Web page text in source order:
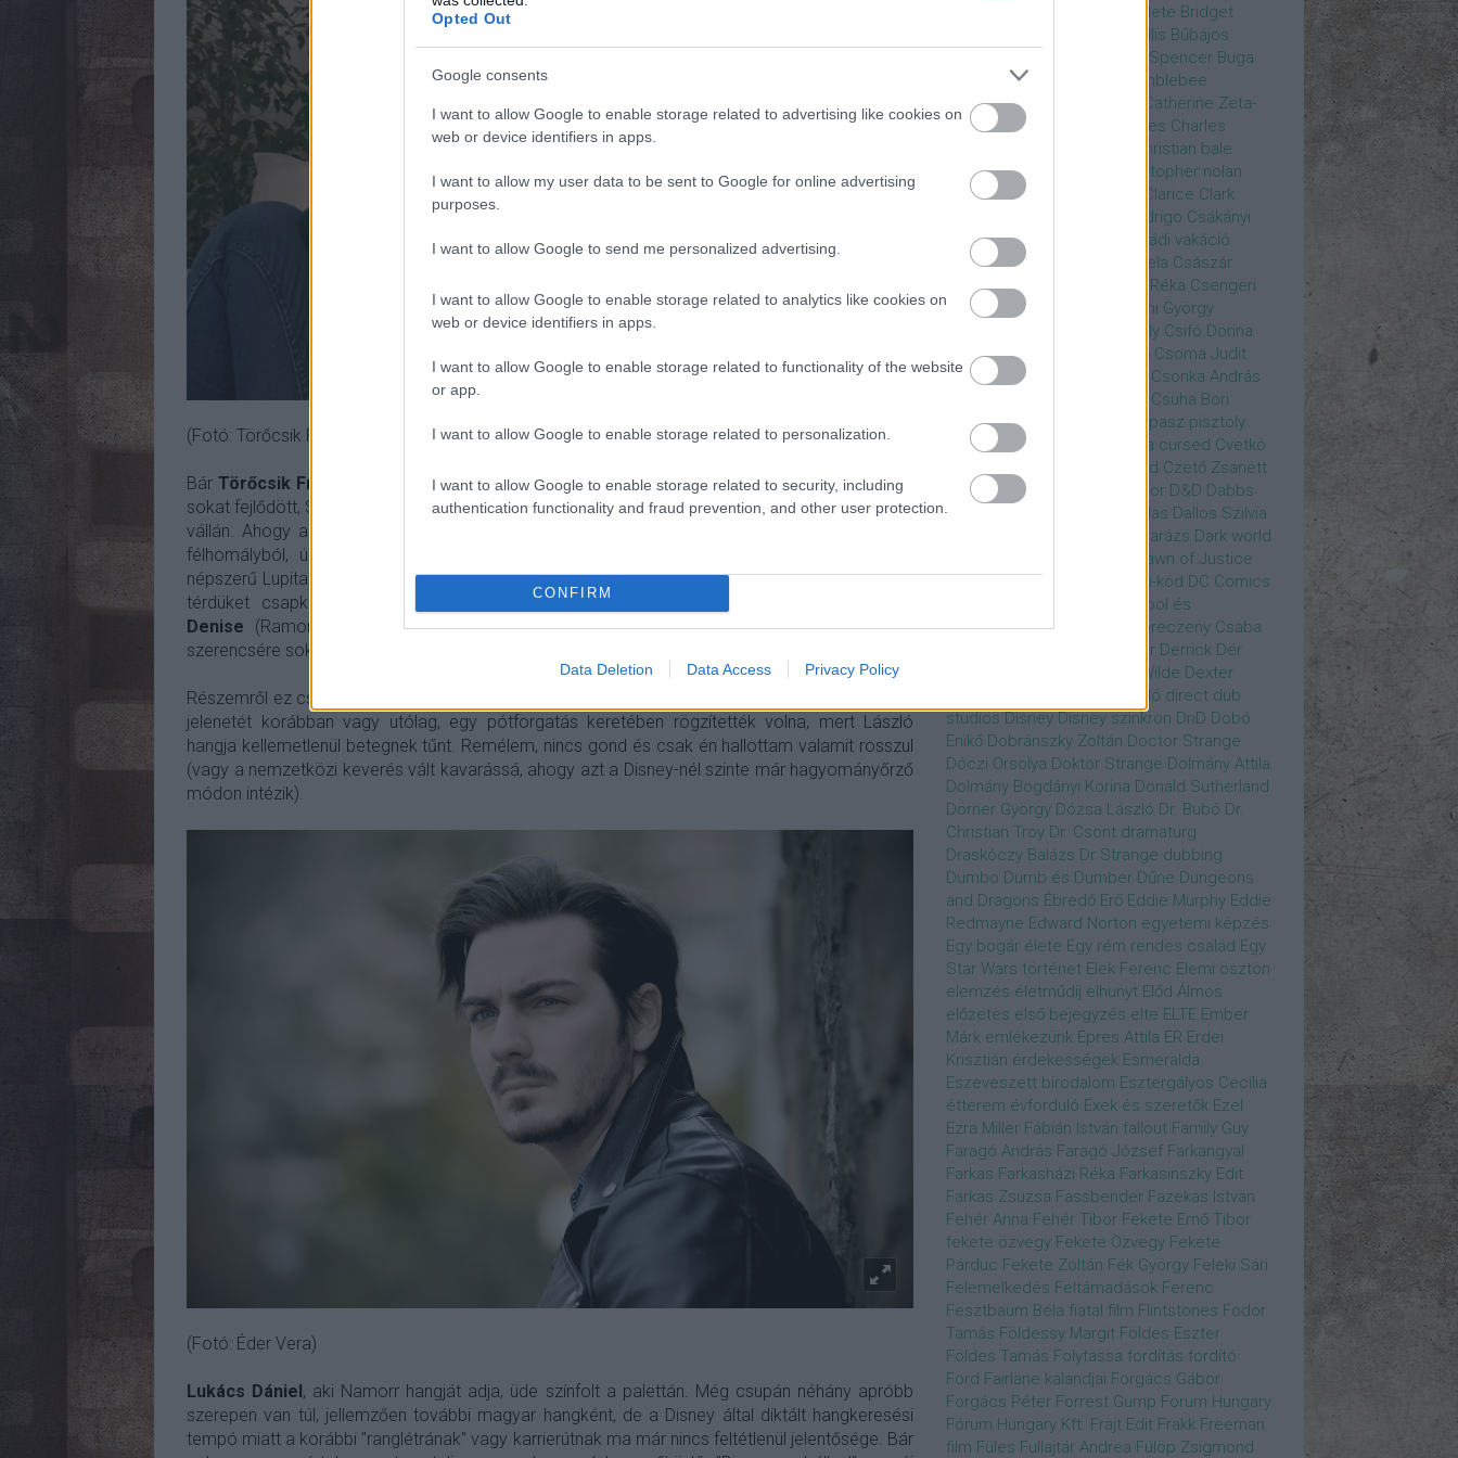
Opted Out
Google consents
I want to allow Google to enable storage related to advertising like cookies on
web or device identifiers in apps.
I want to allow my user data to be sent to Google for online advertising
purposes.
I want to allow Google to send me personalized advertising.
I want to allow Google to enable storage related to analytics like cookies on
web or device identifiers in apps.
I want to allow Google to enable storage related to functionality of the website
or app.
I want to allow Google to enable storage related to personalization.
I want to allow Google to enable storage related to security, including
authentication functionality and fraud prevention, and other user protection.
CONFIRM
Data Deletion Data Access Privacy Policy
(Fotó: Törőcsik Franciska saját Facebook oldala)
Bár Törőcsik Franciska,
akit az első rész kapcsán nem tudtunk annyira megdícsérni, rendkívül
sokat fejlődött, Shuri figurája egyszerűen nem volt elég mély ahhoz, hogy el tudja vinni a filmet a
vállán. Ahogy az első epizód gyakran furcsa és erőtlen mellékszereplői próbáltak előlépni a
félhomályból, úgy kapott több teret
népszerű Lupita Nyong'o olyan rossz volt az egyik jelenetben, hogy míg az újságíró kollégák a
térdüket csapkodták a nevetéstől, én szegény Nórát sajnáltam a szerep miatt.
Denise (Ramonda királynő - Angela Bassett) ésOrosz Ákos(M'Baku - Winston Duke)
szerencsére sokkal jobban jártak saját figuráikkal.
Részemről ez csak egy tipp, de mintha
jelenetét korábban vagy utólag, egy pótforgatás keretében rögzítették volna, mert László
hangja kellemetlenül betegnek tűnt. Remélem, nincs gond és csak én hallottam valamit rosszul
(vagy a nemzetközi keverés vált kavarássá, ahogy azt a Disney-nél szinte már hagyományőrző
módon intézik).
(Fotó: Éder Vera)
Lukács Dániel, aki Namorr hangját adja, üde színfolt a palettán. Még csupán néhány apróbb
szerepen van túl, jellemzően további magyar hangként, de a Disney által diktált hangkeresési
tempó miatt a korábbi "ranglétrának" vagy karrierútnak ma már nincs feltétlenül jelentősége. Bár
Brian élete Bridget
Bruce Willis Bűbájos
Bud Spencer Buga
bukott birodalom
Bumblebee
Cameron Diaz
Catherine Zeta-
Jones CD Projekt Red Charles Charles
christian bale
Christopher Eccleston
christopher nolan
Chris Hemsworth
Clarice Clark
Crespo Rodrigo Csákányi
Eszter Csákányi László
Családi vakáció
Csankó Zoltán
Császár Angela Császár
Róbert Cseke Péter Csellár Réka Csengeri
Attila
Csere Ágnes
Cserhalmi György
Csiby Gergely Csifó Dorina
Csillagok Háborúja
Csodanő Csoma Judit
Csomós Mari
Csonka András
Csuha Bori
Csuha Lajos
Csupasz pisztoly
Csurka László
Csűrös Karola cursed Cvetkó
Czető Roland Czető Zsanett
Czigány Judit
Czvetkó Sándor D&D Dabbs
Greer
Dallas Dallos Szilvia
Darázs Dark world
Dawn of Justice
Days of Future Past
Da Vinci-kód DC Comics
Deadpool és
Rozsomák Dead To Me
Debreczeny Csaba
Denevérember Derrick Dér
Devora Wilde Dexter
díjátadó direct dub
studios Disney Disney szinkron DnD Dobó
Enikő Dobránszky Zoltán Doctor Strange
Dóczi Orsolya Doktor Strange Dolmány Attila
Dolmány Bogdányi Korina Donald Sutherland
Dörner György Dózsa László Dr. Bubó Dr.
Christian Troy Dr. Csont dramaturg
Draskóczy Balázs Dr Strange dubbing
Dumbo Dumb és Dumber Dűne Dungeons
and Dragons Ébredő Erő Eddie Murphy Eddie
Redmayne Edward Norton egyetemi képzés
Egy bogár élete Egy rém rendes család Egy
Star Wars történet Elek Ferenc Elemi ösztön
elemzés életműdíj elhunyt Előd Álmos
előzetes első bejegyzés elte ELTE Ember
Márk emlékezünk Epres Attila ER Erdei
Krisztián érdekességek Esmeralda
Eszeveszett birodalom Esztergályos Cecília
étterem évforduló Exek és szeretők Ezel
Ezra Miller Fábián István fallout Family Guy
Faragó András Faragó József Farkangyal
Farkas Farkasházi Réka Farkasinszky Edit
Farkas Zsuzsa Fassbender Fazekas István
Fehér Anna Fehér Tibor Fekete Ernő Tibor
fekete özvegy Fekete Özvegy Fekete
Párduc Fekete Zoltán Fék György Feleki Sári
Felemelkedés Feltámadások Ferenc
Fesztbaum Béla fiatal film Flintstones Fodor
Tamás Földessy Margit Földes Eszter
Földes Tamás Folytassa fordítás fordító
Ford Fairlane kalandjai Forgács Gábor
Forgács Péter Forrest Gump Forum Hungary
Fórum Hungary Kft. Frajt Edit Frakk Freeman
film Füles Fullajtár Andrea Fülöp Zsigmond